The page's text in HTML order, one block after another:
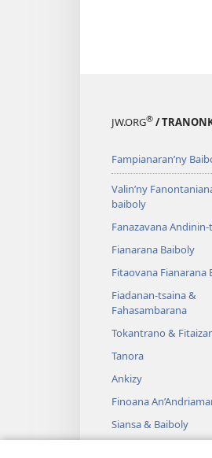
JW.ORG® /
Fampianaran’ny
Valin’ny
baiboly
Fanazavana
Fianarana Baiboly
Fitaovana Fianarana
Fiadanan-tsaina &
Fahasambarana
Tokantrano &
Tanora
Ankizy
Finoana
Siansa & Baiboly